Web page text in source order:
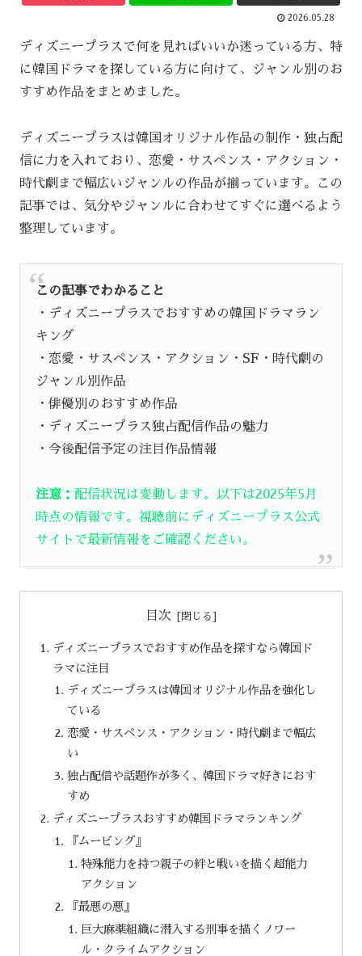
2026.05.28
ディズニープラスで何を見ればいいか迷っている方、特
に韓国ドラマを探している方に向けて、ジャンル別のお
すすめ作品をまとめました。
ディズニープラスは韓国オリジナル作品の制作・独占配
信に力を入れており、恋愛・サスペンス・アクション・
時代劇まで幅広いジャンルの作品が揃っています。この
記事では、気分やジャンルに合わせてすぐに選べるよう
整理しています。
この記事でわかること
・ディズニープラスでおすすめの韓国ドラマラン
キング
・恋愛・サスペンス・アクション・SF・時代劇の
ジャンル別作品
・俳優別のおすすめ作品
・ディズニープラス独占配信作品の魅力
・今後配信予定の注目作品情報
注意： 配信状況は変動します。以下は2025年5月
時点の情報です。視聴前にディズニープラス公式
サイトで最新情報をご確認ください。
目次
ディズニープラスでおすすめ作品を探すなら韓国ド
ラマに注目
ディズニープラスは韓国オリジナル作品を強化し
ている
恋愛・サスペンス・アクション・時代劇まで幅広
い
独占配信や話題作が多く、韓国ドラマ好きにおす
すめ
ディズニープラスおすすめ韓国ドラマランキング
『ムービング』
特殊能力を持つ親子の絆と戦いを描く超能力
アクション
『最悪の悪』
巨大麻薬組織に潜入する刑事を描くノワー
ル・クライムアクション